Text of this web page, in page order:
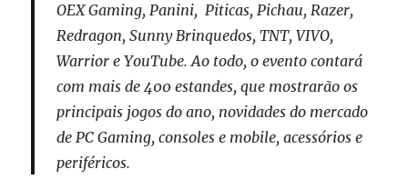
OEX Gaming, Panini, Piticas, Pichau, Razer,
Redragon, Sunny Brinquedos, TNT, VIVO,
Warrior e YouTube. Ao todo, o evento contará
com mais de 400 estandes, que mostrarão os
principais jogos do ano, novidades do mercado
de PC Gaming, consoles e mobile, acessórios e
periféricos.